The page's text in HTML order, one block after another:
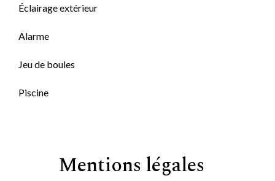
Éclairage extérieur
Alarme
Jeu de boules
Piscine
Mentions légales